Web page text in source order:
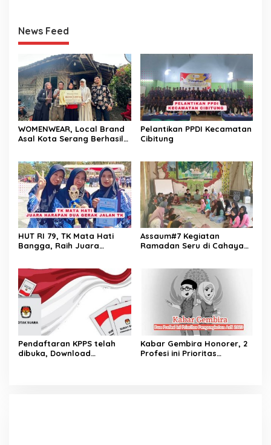
News Feed
WOMENWEAR, Local Brand
Asal Kota Serang Berhasil
Pelantikan PPDI Kecamatan
Cibitung
HUT RI 79, TK Mata Hati
Bangga, Raih Juara
Assaum#7 Kegiatan
Ramadan Seru di Cahaya
Pendaftaran KPPS telah
dibuka, Download
Kabar Gembira Honorer, 2
Profesi ini Prioritas